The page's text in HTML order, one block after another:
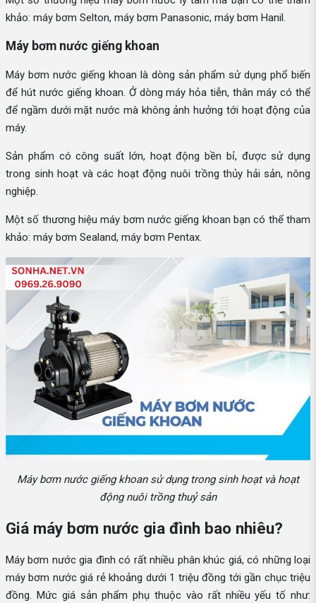
khảo: máy bơm Selton, máy bơm Panasonic, máy bơm Hanil.
Máy bơm nước giếng khoan
Máy bơm nước giếng khoan là dòng sản phẩm sử dụng phổ biến
để hút nước giếng khoan. Ở dòng máy hỏa tiễn, thân máy có thể
để ngầm dưới mặt nước mà không ảnh hưởng tới hoạt động của
máy.
Sản phẩm có công suất lớn, hoạt động bền bỉ, được sử dụng
trong sinh hoạt và các hoạt động nuôi trồng thủy hải sản, nông
nghiệp.
Một số thương hiệu máy bơm nước giếng khoan bạn có thể tham
khảo: máy bơm Sealand, máy bơm Pentax.
Máy bơm nước giếng khoan sử dụng trong sinh hoạt và hoạt
động nuôi trồng thuỷ sản
Giá máy bơm nước gia đình bao nhiêu?
Máy bơm nước gia đình có rất nhiều phân khúc giá, có những loại
máy bơm nước giá rẻ khoảng dưới 1 triệu đồng tới gần chục triệu
đồng. Mức giá sản phẩm phụ thuộc vào rất nhiều yếu tố như: